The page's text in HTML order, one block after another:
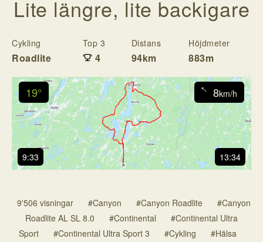
Lite längre, lite backigare
Cykling
Roadlite
Top 3
4
Distans
94km
Höjdmeter
883m
19° 8km/h
↓
9:33 13:34
9'506 visningar #Canyon #Canyon Roadlite
#Canyon
Roadlite AL SL 8.0
#Continental
#Continental Ultra
Sport
#Continental Ultra Sport 3 #Cykling
#Hälsa